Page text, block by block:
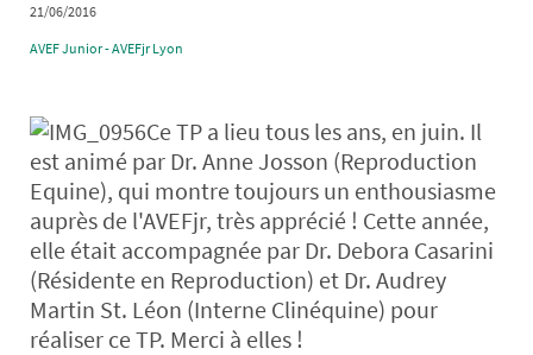
21/06/2016
AVEF Junior - AVEFjr Lyon
Ce TP a lieu tous les ans, en juin. Il
est animé par Dr. Anne Josson (Reproduction
Equine), qui montre toujours un enthousiasme
auprès de l'AVEFjr, très apprécié ! Cette année,
elle était accompagnée par Dr. Debora Casarini
(Résidente en Reproduction) et Dr. Audrey
Martin St. Léon (Interne Clinéquine) pour
réaliser ce TP. Merci à elles !